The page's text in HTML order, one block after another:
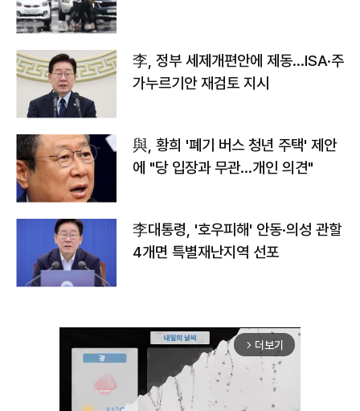
李, 정부 세제개편안에 제동…ISA·주
가누르기안 재검토 지시
與, 황희 '폐기 버스 청년 주택' 제안
에 "당 입장과 무관…개인 의견"
李대통령, '호우피해' 안동·의성 관할
4개면 특별재난지역 선포
arrow_forward_ios 더보기